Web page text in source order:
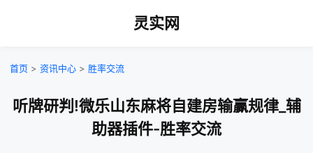
灵实网
首页 > 资讯中心 > 胜率交流
听牌研判!微乐山东麻将自建房输赢规律_辅
助器插件-胜率交流